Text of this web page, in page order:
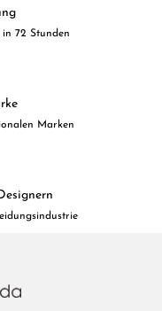
72 Stunden
Marken